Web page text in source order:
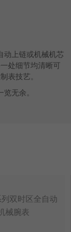
动上链或机械机芯
处细节均清晰可
表技艺。
无余。